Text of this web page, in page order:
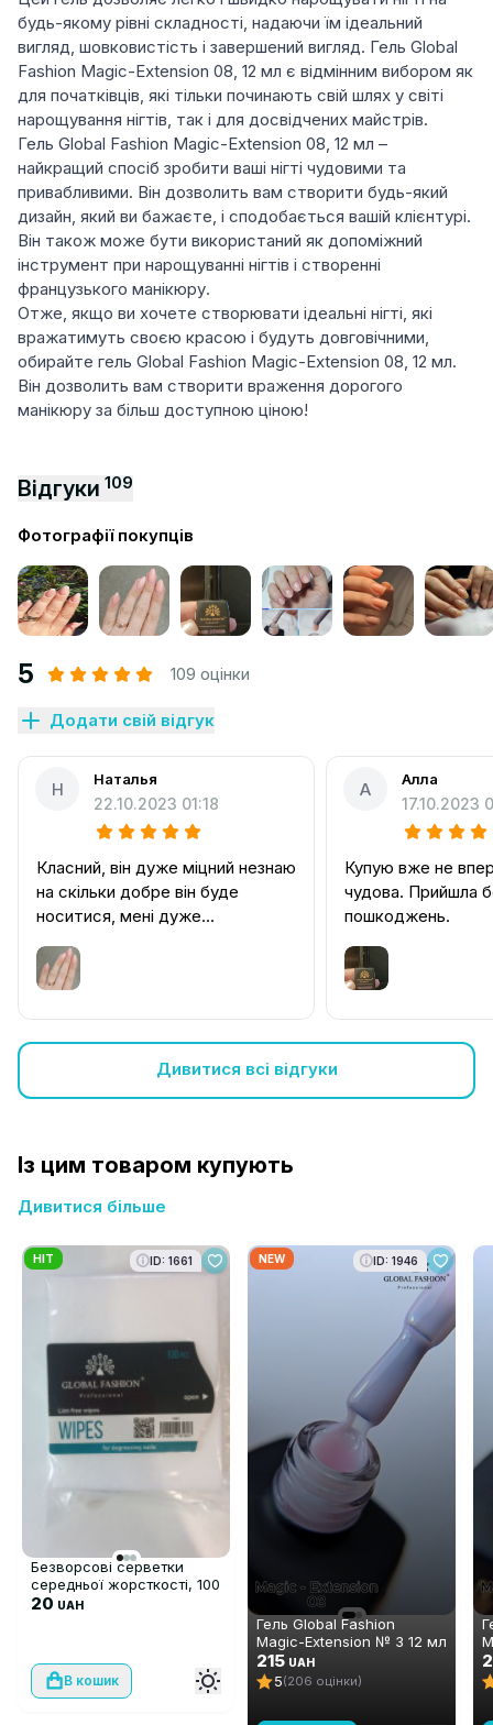
будь-якому рівні складності, надаючи їм ідеальний
вигляд, шовковистість і завершений вигляд. Гель Global
Fashion Magic-Extension 08, 12 мл є відмінним вибором як
для початківців, які тільки починають свій шлях у світі
нарощування нігтів, так і для досвідчених майстрів.
Гель Global Fashion Magic-Extension 08, 12 мл –
найкращий спосіб зробити ваші нігті чудовими та
привабливими. Він дозволить вам створити будь-який
дизайн, який ви бажаєте, і сподобається вашій клієнтурі.
Він також може бути використаний як допоміжний
інструмент при нарощуванні нігтів і створенні
французького манікюру.
Отже, якщо ви хочете створювати ідеальні нігті, які
вражатимуть своєю красою і будуть довговічними,
обирайте гель Global Fashion Magic-Extension 08, 12 мл.
Він дозволить вам створити враження дорогого
манікюру за більш доступною ціною!
Відгуки 109
Фотографії покупців
5 109 оцінки
Додати свій відгук
Н Наталья
22.10.2023 01:18
Класний, він дуже міцний незнаю
на скільки добре він буде
носитися, мені дуже
А Алла
17.10.2023
Купую вже не
чудова. Прийшла
пошкоджень.
Дивитися всі відгуки
Із цим товаром купують
Дивитися більше
HIT ID: 1661
Безворсові серветки
середньої жорсткості, 100
шт
20 UAH
В кошик
NEW ID: 1946
Гель Global Fashion
Magic-Extension № 3 12 мл
Гель Global Fashion
Magic-Extension № 3 12 мл
215 UAH
5(206 оцінки)